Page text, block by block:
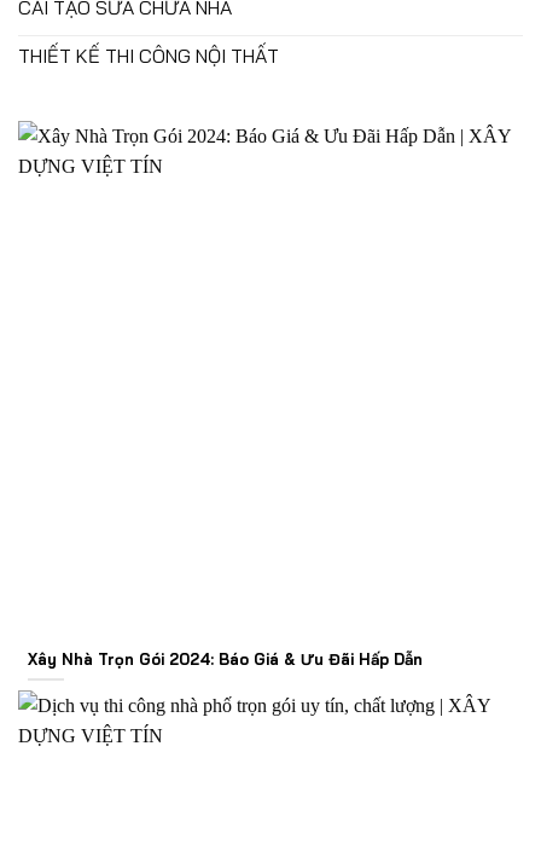
CẢI TẠO SỬA CHỮA NHÀ
THIẾT KẾ THI CÔNG NỘI THẤT
Xây Nhà Trọn Gói 2024: Báo Giá & Ưu Đãi Hấp Dẫn